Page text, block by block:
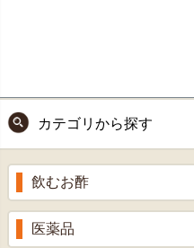
カテゴリから探す
飲むお酢
補酵素のちから
医薬品